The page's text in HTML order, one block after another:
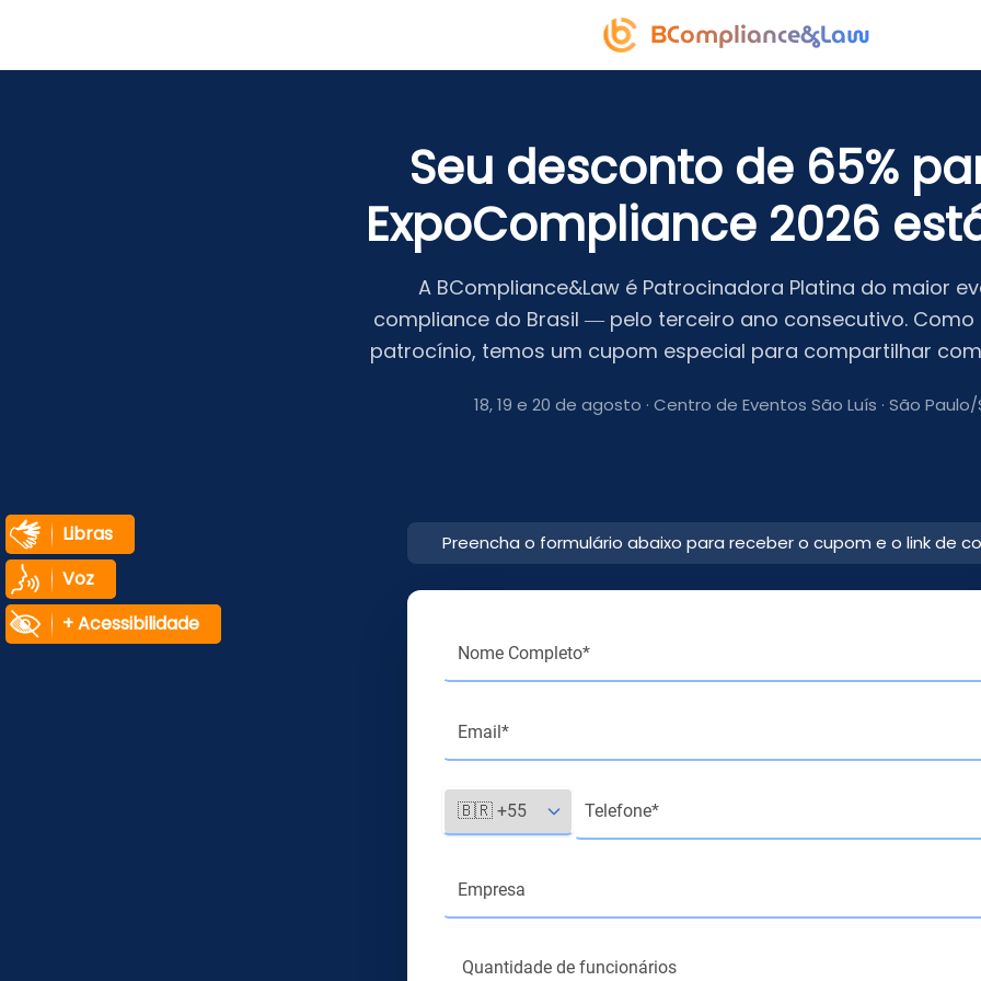
BCompliance&Law
Seu desconto de 65%
ExpoCompliance 2026
A BCompliance&Law é Patrocinadora Platina do maior
compliance do Brasil — pelo terceiro ano consecutivo.
patrocínio, temos um cupom especial para compartilhar
18, 19 e 20 de agosto · Centro de Eventos São Luís · São Paulo/
Preencha o formulário abaixo para receber o cupom e o link de
Libras
Voz
+ Acessibilidade